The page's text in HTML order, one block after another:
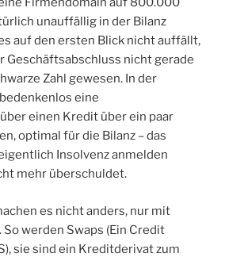
unauffällig in der Bilanz
auf den ersten Blick nicht auffällt,
Geschäftsabschluss nicht gerade
Zahl gewesen. In der
eine
einen Kredit über ein paar
optimal für die Bilanz – das
Insolvenz anmelden
mehr überschuldet.
es nicht anders, nur mit
werden Swaps (Ein Credit
sie sind ein Kreditderivat zum